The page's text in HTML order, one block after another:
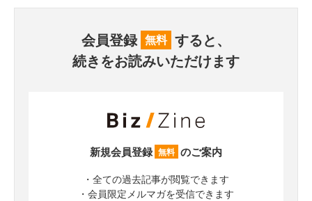
会員登録 無料 すると、
続きをお読みいただけます
新規会員登録 無料 のご案内
・全ての過去記事が閲覧できます
・会員限定メルマガを受信できます